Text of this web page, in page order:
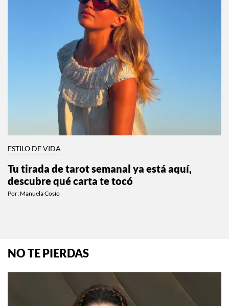
ESTILO DE VIDA
Tu tirada de tarot semanal ya está aquí,
descubre qué carta te tocó
Por: Manuela Cosío
NO TE PIERDAS